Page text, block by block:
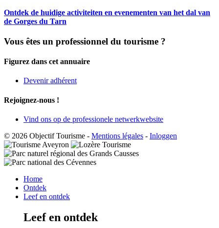
Ontdek de huidige activiteiten en evenementen van het dal van
de Gorges du Tarn
Vous êtes un professionnel du tourisme ?
Figurez dans cet annuaire
Devenir adhérent
Rejoignez-nous !
Vind ons op de professionele netwerkwebsite
© 2026 Objectif Tourisme - Mentions légales - Inloggen
Home
Ontdek
Leef en ontdek
Leef en ontdek